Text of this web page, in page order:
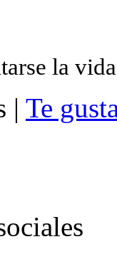
la
| Te